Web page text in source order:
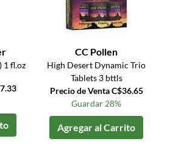
1 fl.oz
CC Pollen
High Desert Dynamic Trio
Tablets 3 bttls
Precio de Venta C$36.65
Guardar 28%
Agregar al Carrito